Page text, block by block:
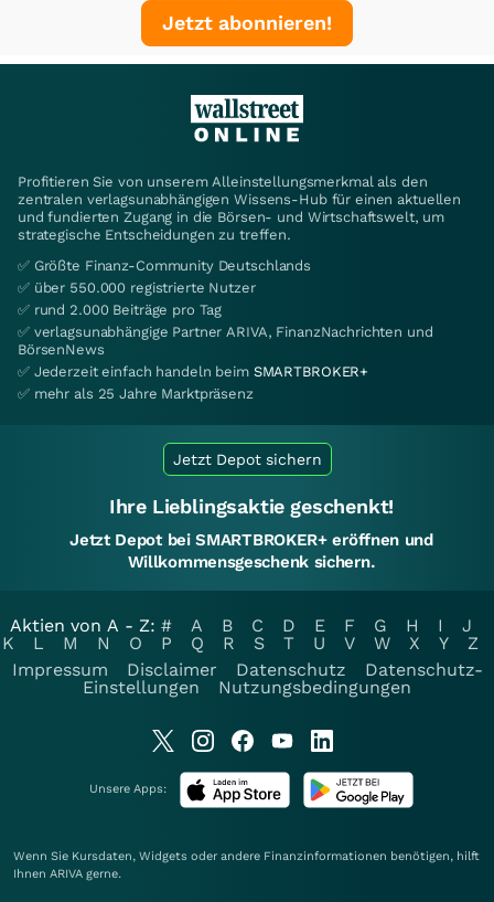
Jetzt abonnieren!
Profitieren Sie von unserem Alleinstellungsmerkmal als den
zentralen verlagsunabhängigen Wissens-Hub für einen aktuellen
und fundierten Zugang in die Börsen- und Wirtschaftswelt, um
strategische Entscheidungen zu treffen.
✅ Größte Finanz-Community Deutschlands
✅ über 550.000 registrierte Nutzer
✅ rund 2.000 Beiträge pro Tag
✅ verlagsunabhängige Partner ARIVA, FinanzNachrichten und
BörsenNews
✅ Jederzeit einfach handeln beim SMARTBROKER+
✅ mehr als 25 Jahre Marktpräsenz
Jetzt Depot sichern
Ihre Lieblingsaktie geschenkt!
Jetzt Depot bei SMARTBROKER+ eröffnen und
Willkommensgeschenk sichern.
Aktien von A - Z: # A B C D E F G H I
J
K
L M N O P Q R S T U V W X Y
Z
Impressum
Disclaimer Datenschutz
Datenschutz-
Einstellungen
Nutzungsbedingungen
Unsere Apps:
Wenn Sie Kursdaten, Widgets oder andere Finanzinformationen benötigen, hilft
Ihnen ARIVA gerne.